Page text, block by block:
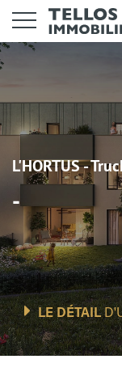
L'HORTUS -
-
LE DÉTAIL